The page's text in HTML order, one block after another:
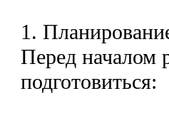
1.
Перед началом
подготовиться: